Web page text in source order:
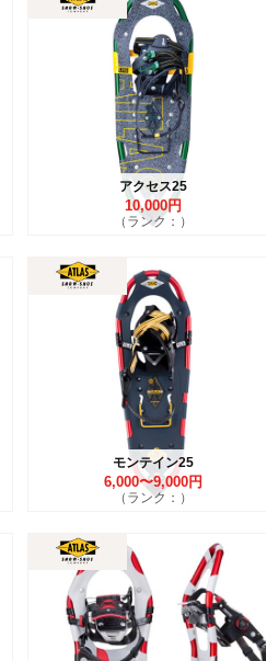
アクセス25
10,000円
（ランク：）
モンテイン25
6,000〜9,000円
（ランク：）